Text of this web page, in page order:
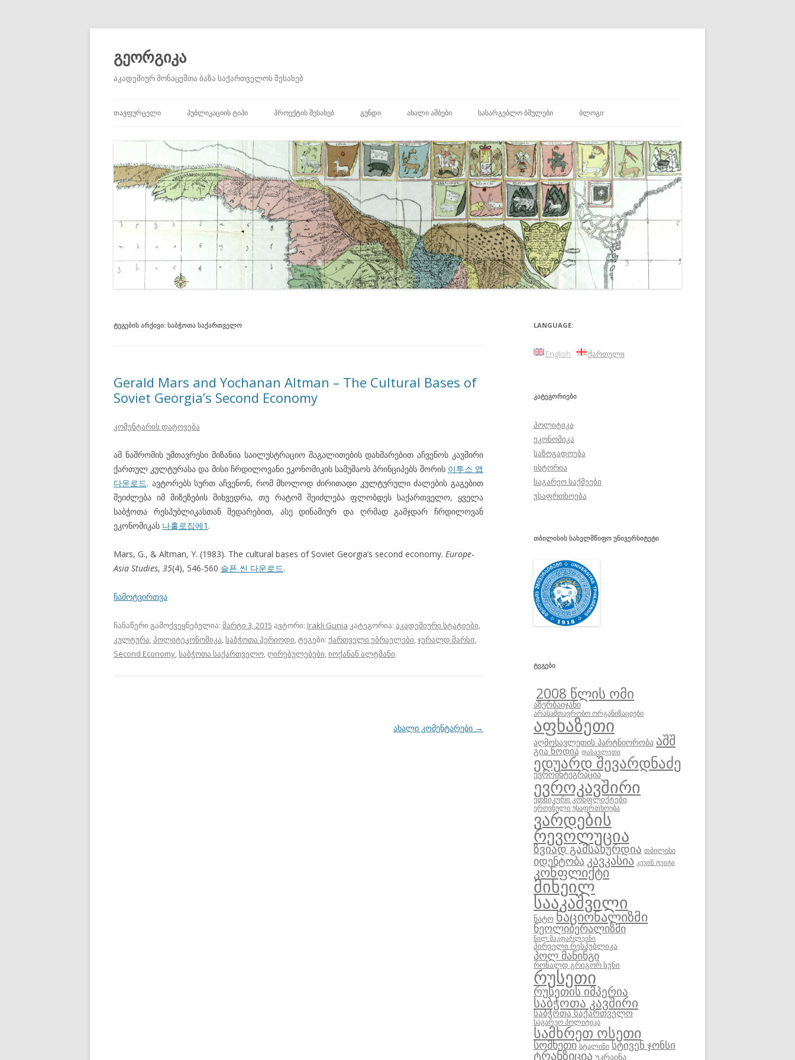
გეორგიკა
აკადემიურ მონაცემთა ბაზა საქართველოს შესახებ
გადასვლა
ᲗᲐᲕᲤᲣᲠᲪᲔᲚᲘ ᲞᲣᲑᲚᲘᲙᲐᲪᲘᲘᲡ ᲢᲘᲞᲘ
ᲐᲣᲪᲘᲚᲔᲑᲚᲐᲓ ᲬᲐᲡᲐᲙᲘᲗᲮᲘ
ᲞᲘᲠᲕᲔᲚᲐᲓᲘ ᲬᲧᲐᲠᲝᲔᲑᲘ
ᲛᲝᲮᲡᲔᲜᲔᲑᲔᲑᲘ
ᲬᲘᲒᲜᲔᲑᲘ ᲓᲐ ᲠᲔᲪᲔᲜᲖᲘᲔᲑᲘ
ᲞᲠᲝᲔᲥᲢᲘᲡ ᲨᲔᲡᲐᲮᲔᲑ ᲒᲣᲜᲓᲘ ᲐᲮᲐᲚᲘ ᲐᲛᲑᲔᲑᲘ ᲡᲐᲡᲐᲠᲒᲔᲑᲚᲝ ᲑᲛᲣᲚᲔᲑᲘ ᲑᲚᲝᲒᲘ
ᲢᲔᲒᲔᲑᲘᲡ ᲐᲠᲥᲘᲕᲘ: ᲡᲐᲑᲭᲝᲗᲐ ᲡᲐᲥᲐᲠᲗᲕᲔᲚᲝ
Gerald Mars and Yochanan Altman – The Cultural Bases of
Soviet Georgia’s Second Economy
კომენტარის დატოვება
ამ ნაშრომის უმთავრესი მიზანია საილუსტრაციო მაგალითების დახმარებით აჩვენოს კავშირი
ქართულ კულტურასა და მისი ჩრდილოვანი ეკონომიკის სამუშაოს პრინციპებს შორის 이투스 앱
다운로드. ავტორებს სურთ აჩვენონ, რომ მხოლოდ ძირითადი კულტურული ძალების გაგებით
შეიძლება იმ მიზეზების მიხვედრა, თუ რატომ შეიძლება ფლობდეს საქართველო, ყველა
საბჭოთა რესპუბლიკასთან შედარებით, ასე დინამიურ და ღრმად გამჯდარ ჩრდილოვან
ეკონომიკას 나홀로집에1 .
Mars, G., & Altman, Y. (1983). The cultural bases of Soviet Georgia’s second economy. Europe‐
Asia Studies, 35(4), 546-560 슬픈 씬 다운로드.
ჩამოტვირთვა
ჩანაწერი გამოქვეყნებულია: მარტი 3, 2015 ავტორი: Irakli Gunia კატეგორია: აკადემიური სტატიები,
კულტურა,პოლიტეკონომიკა,საბჭოთა პერიოდი, ტეგები: ქართველი ებრაელები,ჯერალდ მარსი,
Second Economy,საბჭოთა საქართველო,ღირებულებები,იოქანან ალტმანი.
ახალი კომენტარები →
LANGUAGE:
English ქართული
ᲙᲐᲢᲔᲒᲝᲠᲘᲔᲑᲘ
პოლიტიკა
ეკონომიკა
საზოგადოება
ისტორია
საგარეო საქმეები
უსაფრთხოება
ᲗᲑᲘᲚᲘᲡᲘᲡ ᲡᲐᲮᲔᲚᲛᲬᲘᲤᲝ ᲣᲜᲘᲕᲔᲠᲡᲘᲢᲔᲢᲘ
ᲢᲔᲒᲔᲑᲘ
2008 წლის ომი
აზერბაიჯანი
არასამთავრობო ორგანიზაციები
აფხაზეთი
აღმოსავლეთის პარტნიორობა აშშ
გია ნოდია დასავლეთი
ედუარდ შევარდნაძე
ევროინტეგრაცია
ევროკავშირი
ეთნიკური კონფლიქტები
ეროვნული უსაფრთხოება
ვარდების
რევოლუცია
ზვიად გამსახურდია თბილისი
იდენტობაკავკასია კევინ ტუიტი
კონფლიქტი
მიხეილ
სააკაშვილი
ნატო ნაციონალიზმი
ნეოლიბერალიზმი
ნილ მაკფარლეინი
პირველი რესპუბლიკა
პოლ მანინგი
რონალდ გრიგორ სუნი
რუსეთი
რუსეთის იმპერია
საბჭოთა კავშირი
საბჭოთა საქართველო
საგარეო პოლიტიკა
სამხრეთ ოსეთი
სომხეთი სტალინი სტივენ ჯონსი
ტრანზიცია უკრაინა